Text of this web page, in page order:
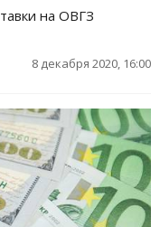
на ОВГЗ
8 декабря 2020, 16:00